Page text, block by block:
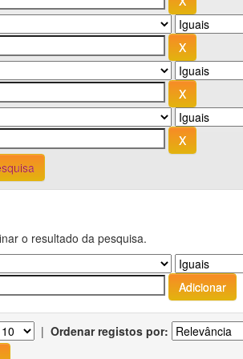
o resultado da pesquisa.
| Ordenar registos por: